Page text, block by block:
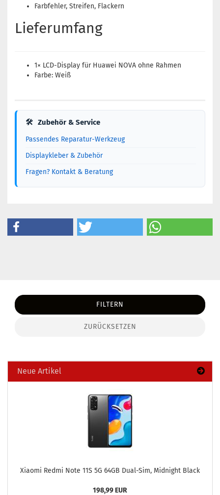
Farbfehler, Streifen, Flackern
Lieferumfang
1× LCD-Display für Huawei NOVA ohne Rahmen
Farbe: Weiß
🛠 Zubehör & Service
Passendes Reparatur-Werkzeug
Displaykleber & Zubehör
Fragen? Kontakt & Beratung
FILTERN
ZURÜCKSETZEN
Neue Artikel
Xiao­mi Redmi Note 11S 5G 64GB Dual-​Sim, Mid­night Black
198,99 EUR